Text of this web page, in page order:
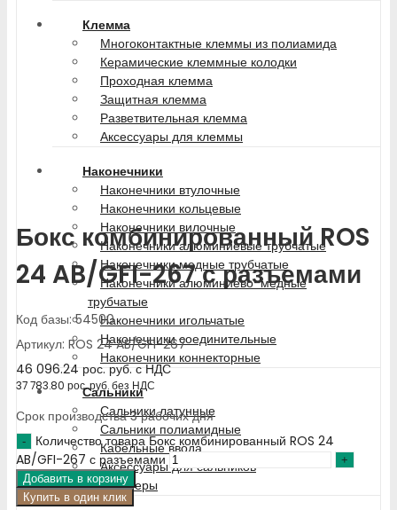
Клемма
Многоконтактные клеммы из полиамида
Керамические клеммные колодки
Проходная клемма
Защитная клемма
Разветвительная клемма
Аксессуары для клеммы
Наконечники
Наконечники втулочные
Наконечники кольцевые
Наконечники вилочные
Наконечники алюминиевые трубчатые
Наконечники медные трубчатые
Наконечники алюминиево-медные
трубчатые
Наконечники игольчатые
Наконечники соединительные
Наконечники коннекторные
Сальники
Сальники латунные
Сальники полиамидные
Кабельные ввода
Аксессуары для сальников
Адаптеры
Бокс комбинированный ROS
24 AB/GFI-267 с разъемами
Код базы: 54500
Артикул: ROS 24 AB/GFI-267
46 096.24 рос. руб.с НДС
37 783.80 рос. руб.без НДС
Срок производства 3 рабочих дня
Количество товара Бокс комбинированный ROS 24
AB/GFI-267 с разъемами
Добавить в корзину
Купить в один клик